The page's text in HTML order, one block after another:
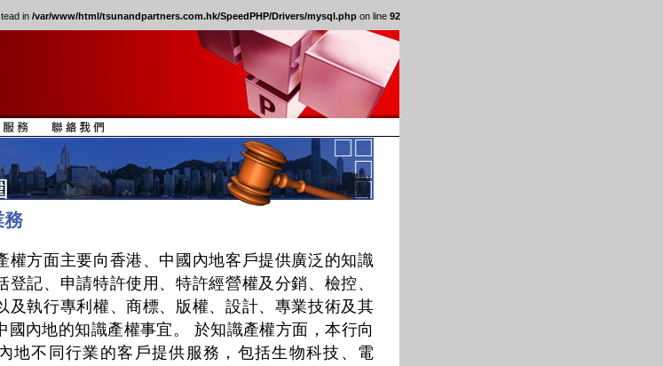
in /var/www/html/tsunandpartners.com.hk/SpeedPHP/Drivers/mysql.php on line 92
務
權方面主要向香港、中國內地客戶提供廣泛的知識
登記、申請特許使用、特許經營權及分銷、檢控、
及執行專利權、商標、版權、設計、專業技術及其
國內地的知識產權事宜。 於知識產權方面，本行向
地不同行業的客戶提供服務，包括生物科技、電